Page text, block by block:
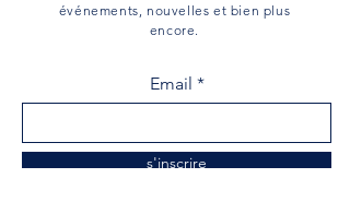
événements, nouvelles et bien plus
encore.
Email
s'inscrire